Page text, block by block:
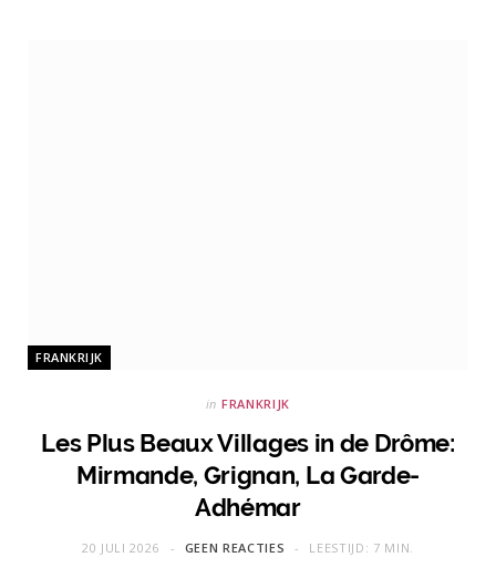
FRANKRIJK
in FRANKRIJK
Les Plus Beaux Villages in de Drôme:
Mirmande, Grignan, La Garde-
Adhémar
20 JULI 2026 GEEN REACTIES LEESTIJD: 7 MIN.